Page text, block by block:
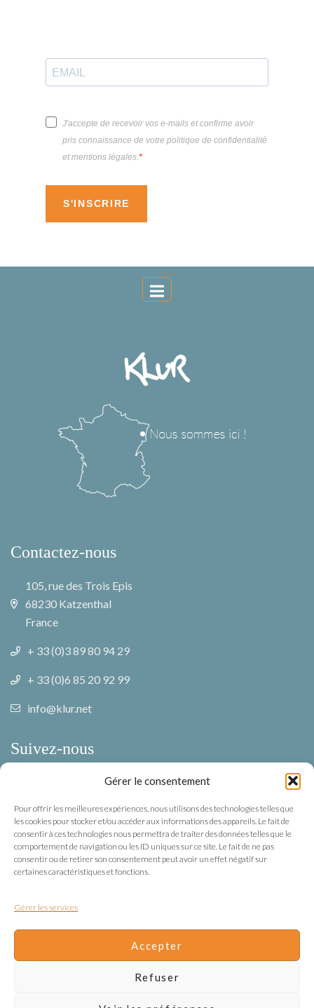
Gérer le consentement
Pour offrir les meilleures expériences, nous utilisons des technologies telles que
les cookies pour stocker et/ou accéder aux informations des appareils. Le fait de
consentir à ces technologies nous permettra de traiter des données telles que le
comportement de navigation ou les ID uniques sur ce site. Le fait de ne pas
consentir ou de retirer son consentement peut avoir un effet négatif sur
certaines caractéristiques et fonctions.
Gérer les services
Accepter
Refuser
J'accepte de recevoir vos e-mails et confirme avoir
pris connaissance de votre politique de confidentialité
et mentions légales.
S'INSCRIRE
Contactez-nous
105, rue des Trois Epis
68230 Katzenthal
France
+ 33 (0)3 89 80 94 29
+ 33 (0)6 85 20 92 99
info@klur.net
Suivez-nous
Instagram
Mentions légales
Mentions légales
Conditions Générales de Vente